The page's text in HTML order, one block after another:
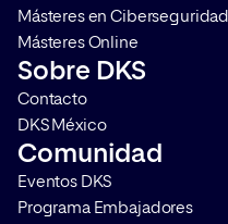
Másteres en Ciberseguridad
Másteres Online
Sobre DKS
Contacto
DKS México
Comunidad
Eventos DKS
Programa Embajadores